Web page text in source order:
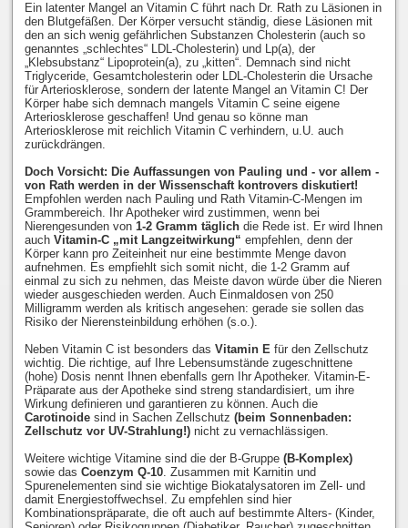
Ein latenter Mangel an Vitamin C führt nach Dr. Rath zu Läsionen in
den Blutgefäßen. Der Körper versucht ständig, diese Läsionen mit
den an sich wenig gefährlichen Substanzen Cholesterin (auch so
genanntes „schlechtes“ LDL-Cholesterin) und Lp(a), der
„Klebsubstanz“ Lipoprotein(a), zu „kitten“. Demnach sind nicht
Triglyceride, Gesamtcholesterin oder LDL-Cholesterin die Ursache
für Arteriosklerose, sondern der latente Mangel an Vitamin C! Der
Körper habe sich demnach mangels Vitamin C seine eigene
Arteriosklerose geschaffen! Und genau so könne man
Arteriosklerose mit reichlich Vitamin C verhindern, u.U. auch
zurückdrängen.
Doch Vorsicht: Die Auffassungen von Pauling und - vor allem -
von Rath werden in der Wissenschaft kontrovers diskutiert!
Empfohlen werden nach Pauling und Rath Vitamin-C-Mengen im
Grammbereich. Ihr Apotheker wird zustimmen, wenn bei
Nierengesunden von 1-2 Gramm täglichdie Rede ist. Er wird Ihnen
auch Vitamin-C „mit Langzeitwirkung“ empfehlen, denn der
Körper kann pro Zeiteinheit nur eine bestimmte Menge davon
aufnehmen. Es empfiehlt sich somit nicht, die 1-2 Gramm auf
einmal zu sich zu nehmen, das Meiste davon würde über die Nieren
wieder ausgeschieden werden. Auch Einmaldosen von 250
Milligramm werden als kritisch angesehen: gerade sie sollen das
Risiko der Nierensteinbildung erhöhen (s.o.).
Neben Vitamin C ist besonders das Vitamin Efür den Zellschutz
wichtig. Die richtige, auf Ihre Lebensumstände zugeschnittene
(hohe) Dosis nennt Ihnen ebenfalls gern Ihr Apotheker. Vitamin-E-
Präparate aus der Apotheke sind streng standardisiert, um ihre
Wirkung definieren und garantieren zu können. Auch die
Carotinoidesind in Sachen Zellschutz (beim Sonnenbaden:
Zellschutz vor UV-Strahlung!)nicht zu vernachlässigen.
Weitere wichtige Vitamine sind die der B-Gruppe (B-Komplex)
sowie das Coenzym Q-10. Zusammen mit Karnitin und
Spurenelementen sind sie wichtige Biokatalysatoren im Zell- und
damit Energiestoffwechsel. Zu empfehlen sind hier
Kombinationspräparate, die oft auch auf bestimmte Alters- (Kinder,